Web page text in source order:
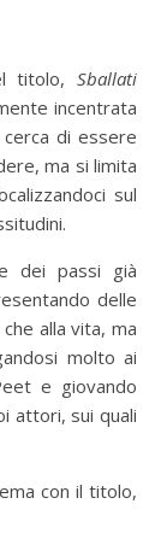
titolo, Sballati
incentrata
di essere
ma si limita
sul
dei passi già
delle
alla vita, ma
molto ai
e giovando
attori, sui quali
con il titolo,